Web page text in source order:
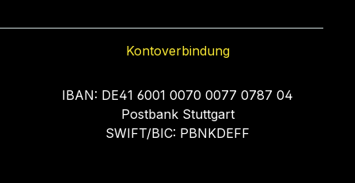
Kontoverbindung
IBAN: DE41 6001 0070 0077 0787 04
Postbank Stuttgart
SWIFT/BIC: PBNKDEFF